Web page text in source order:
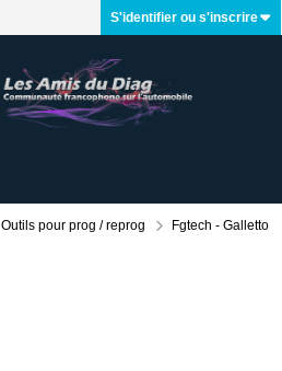
S'identifier ou s'inscrire
Outils pour prog / reprog Fgtech - Galletto